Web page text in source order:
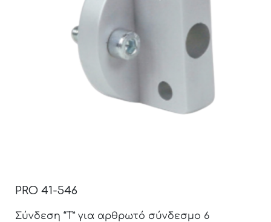
PRO 41-546
Σύνδεση “Τ” για αρθρωτό σύνδεσμο 6